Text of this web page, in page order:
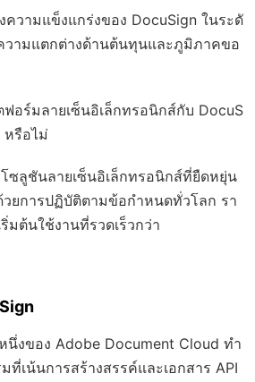
ความแข็งแกร่งของ DocuSign ในระดั
วามแตกต่างด้านต้นทุนและภูมิภาคขอ
ฟอร์มลายเซ็นอิเล็กทรอนิกส์กับ DocuS
หรือไม่
ซลูชันลายเซ็นอิเล็กทรอนิกส์ที่ยืดหยุ่น
ยการปฏิบัติตามข้อกำหนดทั่วโลก รา
มต้นใช้งานที่รวดเร็วกว่า
นึ่งของ Adobe Document Cloud ทำ
ที่เน้นการสร้างสรรค์และเอกสาร API